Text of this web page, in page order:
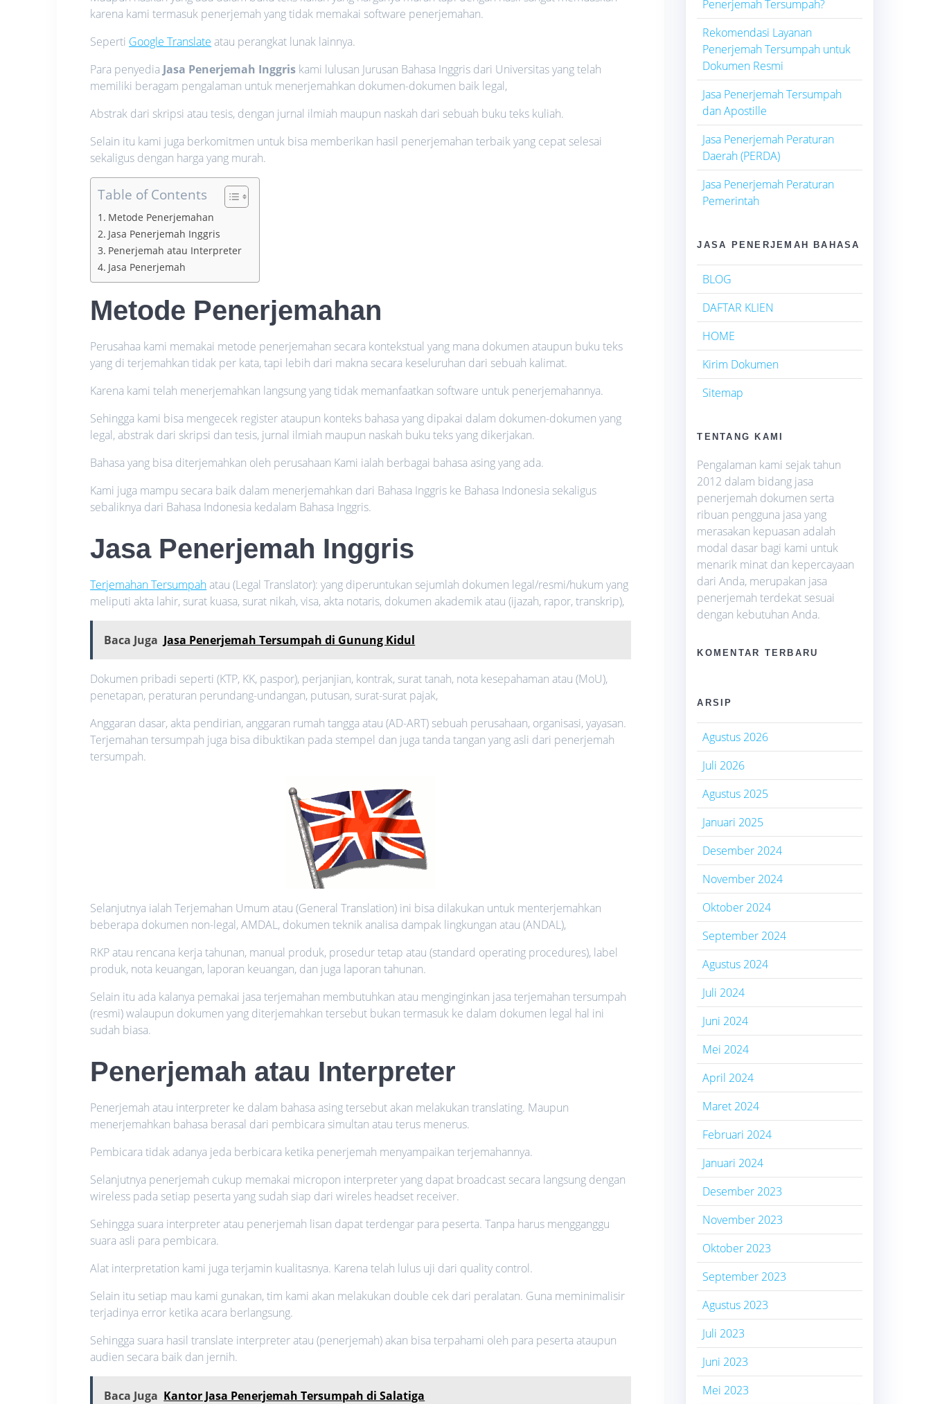
karena kami termasuk penerjemah yang tidak memakai software penerjemahan.
Seperti Google Translate atau perangkat lunak lainnya.
Para penyedia Jasa Penerjemah Inggris kami lulusan Jurusan Bahasa Inggris dari Universitas yang telah
memiliki beragam pengalaman untuk menerjemahkan dokumen-dokumen baik legal,
Abstrak dari skripsi atau tesis, dengan jurnal ilmiah maupun naskah dari sebuah buku teks kuliah.
Selain itu kami juga berkomitmen untuk bisa memberikan hasil penerjemahan terbaik yang cepat selesai
sekaligus dengan harga yang murah.
Table of Contents
Metode Penerjemahan
Jasa Penerjemah Inggris
Penerjemah atau Interpreter
Jasa Penerjemah
Metode Penerjemahan
Perusahaa kami memakai metode penerjemahan secara kontekstual yang mana dokumen ataupun buku teks
yang di terjemahkan tidak per kata, tapi lebih dari makna secara keseluruhan dari sebuah kalimat.
Karena kami telah menerjemahkan langsung yang tidak memanfaatkan software untuk penerjemahannya.
Sehingga kami bisa mengecek register ataupun konteks bahasa yang dipakai dalam dokumen-dokumen yang
legal, abstrak dari skripsi dan tesis, jurnal ilmiah maupun naskah buku teks yang dikerjakan.
Bahasa yang bisa diterjemahkan oleh perusahaan Kami ialah berbagai bahasa asing yang ada.
Kami juga mampu secara baik dalam menerjemahkan dari Bahasa Inggris ke Bahasa Indonesia sekaligus
sebaliknya dari Bahasa Indonesia kedalam Bahasa Inggris.
Jasa Penerjemah Inggris
Terjemahan Tersumpah atau (Legal Translator): yang diperuntukan sejumlah dokumen legal/resmi/hukum yang
meliputi akta lahir, surat kuasa, surat nikah, visa, akta notaris, dokumen akademik atau (ijazah, rapor, transkrip),
Baca Juga Jasa Penerjemah Tersumpah di Gunung Kidul
Dokumen pribadi seperti (KTP, KK, paspor), perjanjian, kontrak, surat tanah, nota kesepahaman atau (MoU),
penetapan, peraturan perundang-undangan, putusan, surat-surat pajak,
Anggaran dasar, akta pendirian, anggaran rumah tangga atau (AD-ART) sebuah perusahaan, organisasi, yayasan.
Terjemahan tersumpah juga bisa dibuktikan pada stempel dan juga tanda tangan yang asli dari penerjemah
tersumpah.
Selanjutnya ialah Terjemahan Umum atau (General Translation) ini bisa dilakukan untuk menterjemahkan
beberapa dokumen non-legal, AMDAL, dokumen teknik analisa dampak lingkungan atau (ANDAL),
RKP atau rencana kerja tahunan, manual produk, prosedur tetap atau (standard operating procedures), label
produk, nota keuangan, laporan keuangan, dan juga laporan tahunan.
Selain itu ada kalanya pemakai jasa terjemahan membutuhkan atau menginginkan jasa terjemahan tersumpah
(resmi) walaupun dokumen yang diterjemahkan tersebut bukan termasuk ke dalam dokumen legal hal ini
sudah biasa.
Penerjemah atau Interpreter
Penerjemah atau interpreter ke dalam bahasa asing tersebut akan melakukan translating. Maupun
menerjemahkan bahasa berasal dari pembicara simultan atau terus menerus.
Pembicara tidak adanya jeda berbicara ketika penerjemah menyampaikan terjemahannya.
Selanjutnya penerjemah cukup memakai micropon interpreter yang dapat broadcast secara langsung dengan
wireless pada setiap peserta yang sudah siap dari wireles headset receiver.
Sehingga suara interpreter atau penerjemah lisan dapat terdengar para peserta. Tanpa harus mengganggu
suara asli para pembicara.
Alat interpretation kami juga terjamin kualitasnya. Karena telah lulus uji dari quality control.
Selain itu setiap mau kami gunakan, tim kami akan melakukan double cek dari peralatan. Guna meminimalisir
terjadinya error ketika acara berlangsung.
Sehingga suara hasil translate interpreter atau (penerjemah) akan bisa terpahami oleh para peserta ataupun
audien secara baik dan jernih.
Baca Juga Kantor Jasa Penerjemah Tersumpah di Salatiga
Penerjemah Tersumpah?
Rekomendasi Layanan
Penerjemah Tersumpah untuk
Dokumen Resmi
Jasa Penerjemah Tersumpah
dan Apostille
Jasa Penerjemah Peraturan
Daerah (PERDA)
Jasa Penerjemah Peraturan
Pemerintah
JASA PENERJEMAH BAHASA
BLOG
DAFTAR KLIEN
HOME
Kirim Dokumen
Sitemap
TENTANG KAMI
Pengalaman kami sejak tahun
2012 dalam bidang jasa
penerjemah dokumen serta
ribuan pengguna jasa yang
merasakan kepuasan adalah
modal dasar bagi kami untuk
menarik minat dan kepercayaan
dari Anda, merupakan jasa
penerjemah terdekat sesuai
dengan kebutuhan Anda.
KOMENTAR TERBARU
ARSIP
Agustus 2026
Juli 2026
Agustus 2025
Januari 2025
Desember 2024
November 2024
Oktober 2024
September 2024
Agustus 2024
Juli 2024
Juni 2024
Mei 2024
April 2024
Maret 2024
Februari 2024
Januari 2024
Desember 2023
November 2023
Oktober 2023
September 2023
Agustus 2023
Juli 2023
Juni 2023
Mei 2023